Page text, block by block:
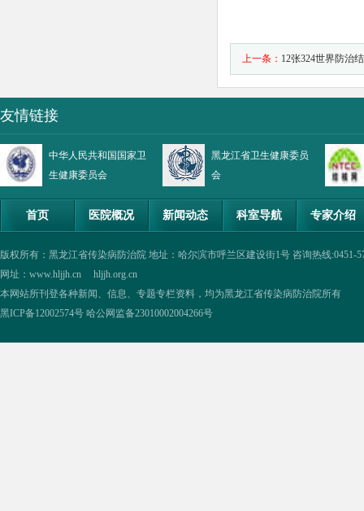
上一条： 12张324世界防治
友情链接
中华人民共和国国家卫
生健康委员会
黑龙江省卫生健康委员
会
首页 医院概况 新闻动态 科室导航 专家介绍
版权所有：黑龙江省传染病防治院 地址：哈尔滨市呼兰区建设街1号 咨询热线:0451-
网址：www.hljjh.cn hljjh.org.cn
本网站所刊登各种新闻、信息、专题专栏资料，均为黑龙江省传染病防治院所有
黑ICP备12002574号 哈公网监备23010002004266号